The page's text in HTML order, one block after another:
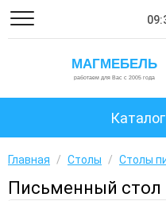
Главная / Столы / Столы
Письменный